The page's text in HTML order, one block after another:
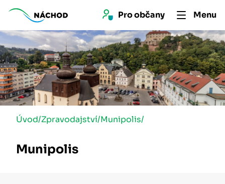
Pro občany Menu
Úvod/Zpravodajství/Munipolis/
Munipolis